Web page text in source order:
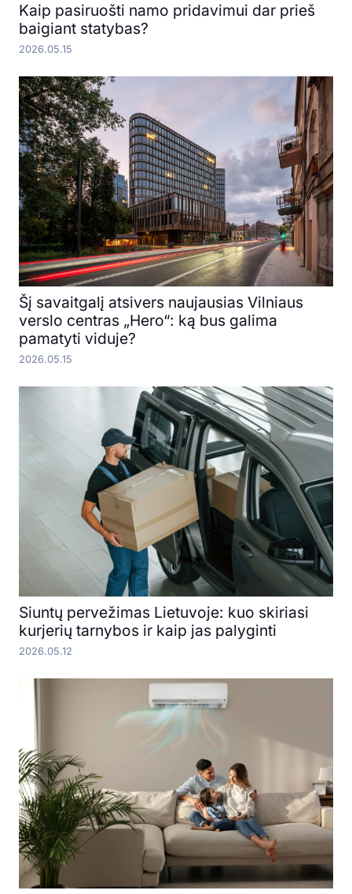
Kaip pasiruošti namo pridavimui dar prieš
baigiant statybas?
2026.05.15
Šį savaitgalį atsivers naujausias Vilniaus
verslo centras „Hero“: ką bus galima
pamatyti viduje?
2026.05.15
Siuntų pervežimas Lietuvoje: kuo skiriasi
kurjerių tarnybos ir kaip jas palyginti
2026.05.12